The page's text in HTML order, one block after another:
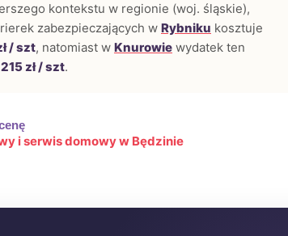
kontekstu w regionie (woj. śląskie),
zabezpieczających w Rybniku kosztuje
/ szt, natomiast w Knurowie wydatek ten
215 zł / szt.
i serwis domowy w Będzinie